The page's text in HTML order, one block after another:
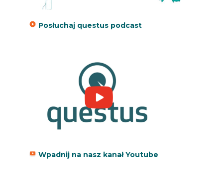
Posłuchaj questus podcast
Wpadnij na nasz kanał Youtube